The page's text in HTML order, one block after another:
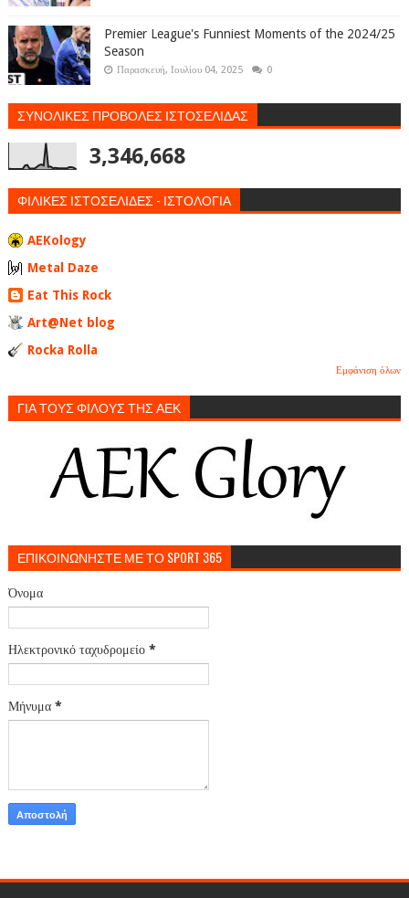
Premier League's Funniest Moments of the 2024/25
Season
Παρασκευή, Ιουλίου 04, 2025 0
ΣΥΝΟΛΙΚΕΣ ΠΡΟΒΟΛΕΣ ΙΣΤΟΣΕΛΙΔΑΣ
3,346,668
ΦΙΛΙΚΕΣ ΙΣΤΟΣΕΛΙΔΕΣ - ΙΣΤΟΛΟΓΙΑ
AEKology
Metal Daze
Eat This Rock
Art@Net blog
Rocka Rolla
Εμφάνιση όλων
ΓΙΑ ΤΟΥΣ ΦΙΛΟΥΣ ΤΗΣ ΑΕΚ
ΕΠΙΚΟΙΝΩΝΗΣΤΕ ΜΕ ΤΟ SPORT 365
Όνομα
Ηλεκτρονικό ταχυδρομείο *
Μήνυμα *